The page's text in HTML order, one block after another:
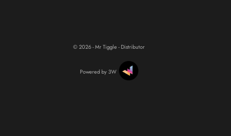
© 2026 - Mr Tiggle - Distributor
Powered by 3W